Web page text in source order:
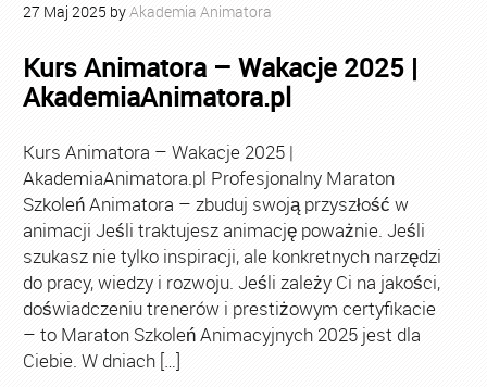
27 Maj 2025 byAkademia Animatora
Kurs Animatora – Wakacje 2025 |
AkademiaAnimatora.pl
Kurs Animatora – Wakacje 2025 |
AkademiaAnimatora.pl Profesjonalny Maraton
Szkoleń Animatora – zbuduj swoją przyszłość w
animacji Jeśli traktujesz animację poważnie. Jeśli
szukasz nie tylko inspiracji, ale konkretnych narzędzi
do pracy, wiedzy i rozwoju. Jeśli zależy Ci na jakości,
doświadczeniu trenerów i prestiżowym certyfikacie
– to Maraton Szkoleń Animacyjnych 2025 jest dla
Ciebie. W dniach […]